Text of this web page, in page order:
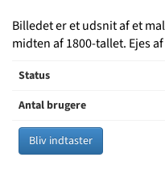
Billedet er et udsnit af et
midten af 1800-tallet. Ejes
Status
Antal brugere
Bliv indtaster